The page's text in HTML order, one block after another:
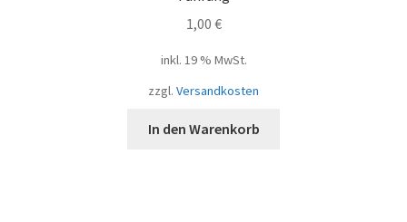
1,00 €
inkl. 19 % MwSt.
zzgl. Versandkosten
In den Warenkorb